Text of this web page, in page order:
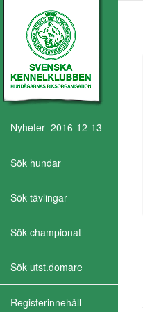
Nyheter 2016-12-13
Sök hundar
Sök tävlingar
Sök championat
Sök utst.domare
Registerinnehåll